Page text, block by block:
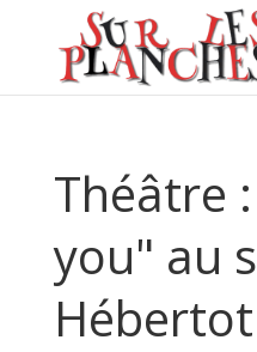
Théâtre
you" au
Hébertot